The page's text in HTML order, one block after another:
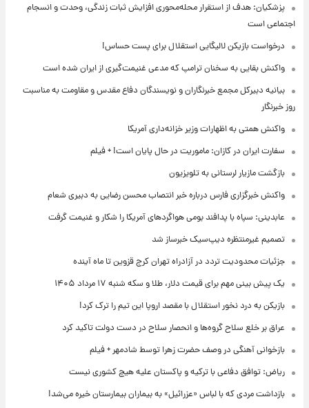
پزشکیان: هدف از استقرار محله‌محوری افزایش ثبات زندگی، وحدت و انسجام
اجتماعی است
درخواست بازیکن لالیگایی استقلال برای پست حساس!
واکنش بقایی به سخنان ترامپ که مدعی غنیمت‌گیری از ایران شده است
بیانیه دبیرکل مجمع خبرنگاران و نویسندگان دفاع مقدس و مقاومت به مناسبت
روز خبرنگار
واکنش همتی به اظهارات وزیر خزانه‌داری آمریکا
سفارت ایران در کازان: ماموریت در حال پایان است! + فیلم
بازگشت مازیار لرستانی به تلویزیون
واکنش خبرگزاری فارس درباره خبر انتصاب محسن رضایی به دبیری شعام
عابدینی: سپاه با پدافند بومی هواگردهای آمریکا را شکار و غنیمت گرفت
تصمیم غیرمنتظره دیپ‌سیک خبرساز شد
جزئیات محدودیت تردد در آزادراه تهران کرج قزوین تا ماه آینده
یک پیش ‌بینی مهم برای قیمت دلار، طلا و سکه شنبه ۱۷ مرداد ۱۴۰۵
بازیکن به درد نخور استقلال با مقصد اروپا این تیم را ترک کرد!
عراق بر خلع سلاح گروه‌ها و انحصار سلاح در دست دولت تاکید کرد
بازخوانی آهنگی در وصف حضرت زهرا توسط شادمهر + فیلم
ریاض: توافق دفاعی با ترکیه و پاکستان علیه هیچ کشوری نیست
بازداشت مردی که با لباس «عزرائیل» به بیماران بیمارستان خیره می‌شد!